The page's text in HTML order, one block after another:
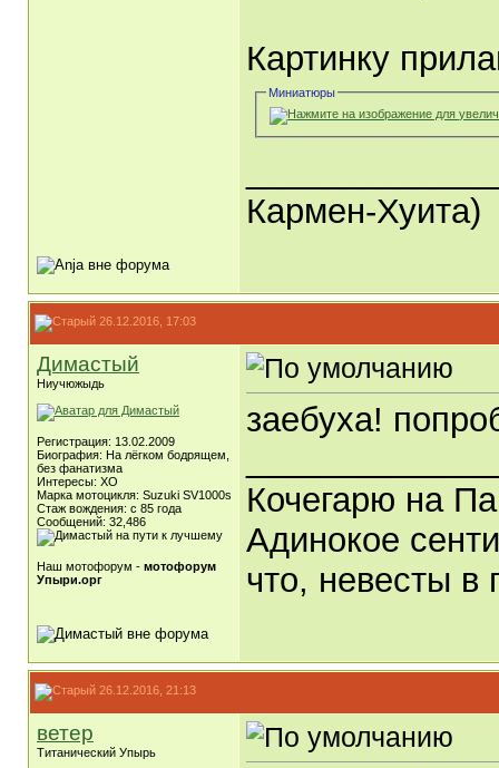
Картинку
Миниатюры
Кармен-Хуита)
26.12.2016, 17:03
Димастый
Ниучюжыдь
Регистрация: 13.02.2009
Биография: На лёгком бодрящем,
без фанатизма
Интересы: ХО
Марка мотоцикля: Suzuki SV1000s
Стаж вождения: с 85 года
Сообщений: 32,486
Наш мотофорум - мотофорум
Упыри.орг
заебуха!
Кочегарю на
Адинокое
что, невесты в
26.12.2016, 21:13
ветер
Титанический Упырь